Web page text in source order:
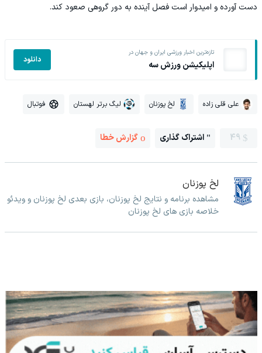
دست آورده و امیدوار است فصل آینده به دور گروهی صعود کند.
تازه‌ترین اخبار ورزشی ایران و جهان در
اپلیکیشن ورزش سه دانلود
علی قلی زاده لخ پوزنان لیگ برتر لهستان فوتبال
49 اشتراک گذاری گزارش خطا
لخ پوزنان
مشاهده برنامه و نتایج لخ پوزنان، بازی بعدی لخ پوزنان و ویدئو
خلاصه بازی های لخ پوزنان